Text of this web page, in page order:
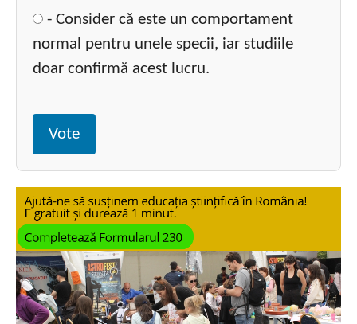
- Consider că este un comportament
normal pentru unele specii, iar studiile
doar confirmă acest lucru.
Vote